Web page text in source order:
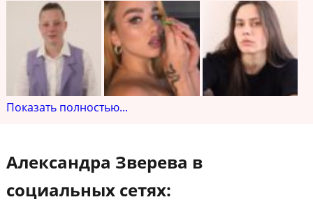
Показать полностью...
Александра Зверева в
социальных сетях: